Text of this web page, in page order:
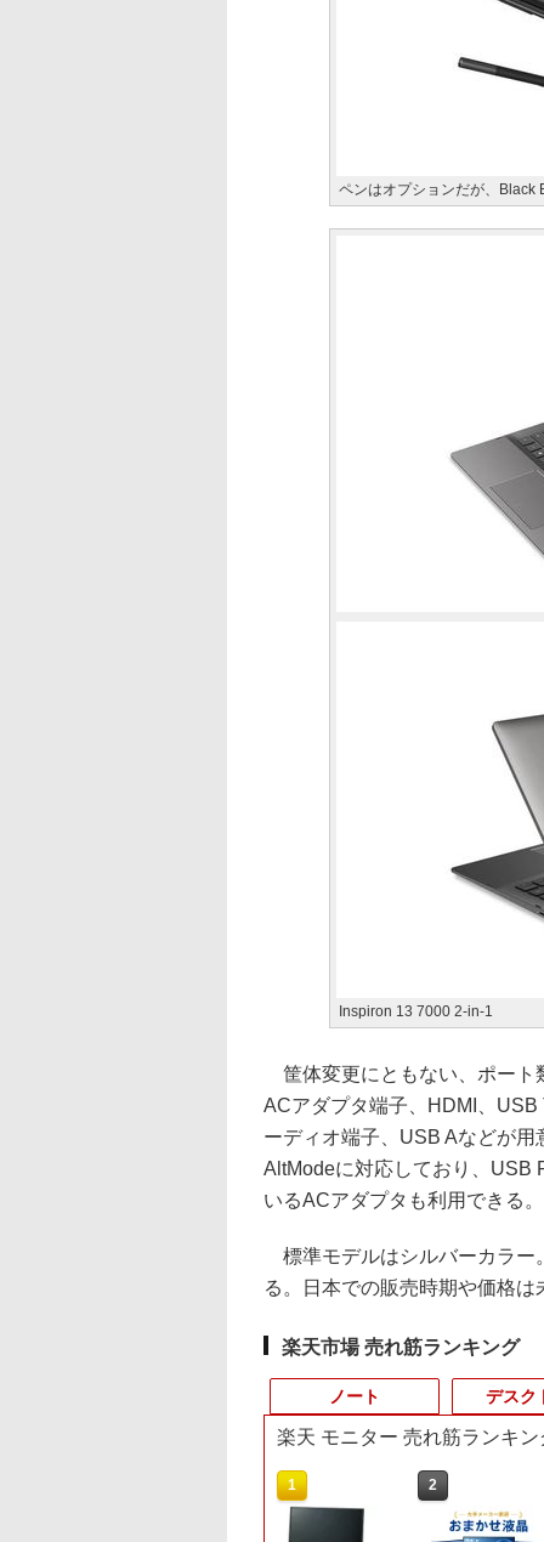
ペンはオプションだが、Black
Inspiron 13 7000 2-in-1
筐体変更にともない、ポート
ACアダプタ端子、HDMI、
ーディオ端子、USB Aなどが
AltModeに対応しており、USB
いるACアダプタも利用できる。
標準モデルはシルバーカラー
る。日本での販売時期や価格は
楽天市場 売れ筋ランキング
ノート
1 2
デスク
1 2
楽天 モニター 売れ筋ランキン
1 2